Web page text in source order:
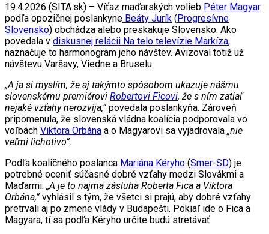
19.4.2026 (SITA.sk) – Víťaz maďarských volieb Péter Magyar
podľa opozičnej poslankyne Beáty Jurík (Progresívne
Slovensko) obchádza alebo preskakuje Slovensko. Ako
povedala v diskusnej relácii Na telo televízie Markíza,
naznačuje to harmonogram jeho návštev. Avizoval totiž už
návštevu Varšavy, Viedne a Bruselu.
„A ja si myslím, že aj takýmto spôsobom ukazuje nášmu
slovenskému premiérovi Robertovi Ficovi, že s ním zatiaľ
nejaké vzťahy nerozvíja,”povedala poslankyňa. Zároveň
pripomenula, že slovenská vládna koalícia podporovala vo
voľbách Viktora Orbána a o Magyarovi sa vyjadrovala „nie
veľmi lichotivo”.
Podľa koaličného poslanca Mariána Kéryho (Smer-SD) je
potrebné oceniť súčasné dobré vzťahy medzi Slovákmi a
Maďarmi. „A je to najmä zásluha Roberta Fica a Viktora
Orbána,”vyhlásil s tým, že všetci si prajú, aby dobré vzťahy
pretrvali aj po zmene vlády v Budapešti. Pokiaľ ide o Fica a
Magyara, tí sa podľa Kéryho určite budú stretávať.